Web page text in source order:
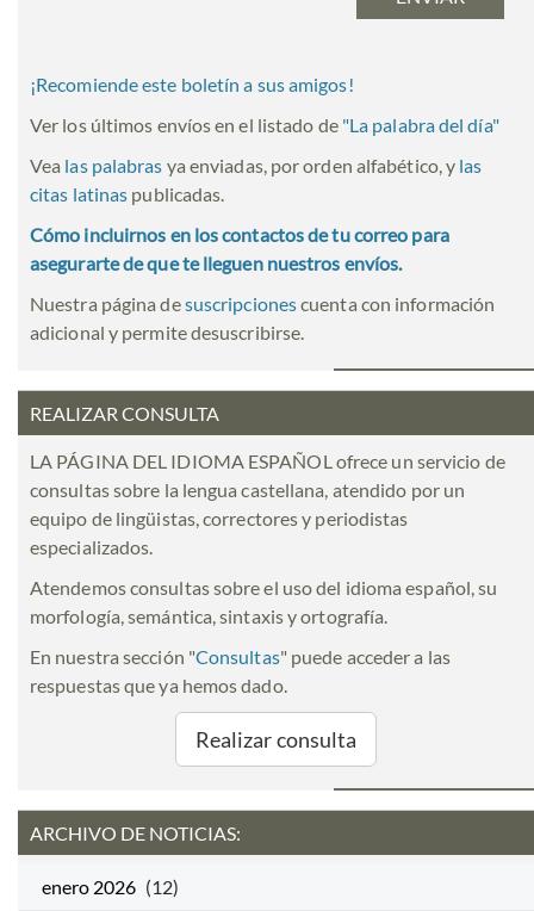
¡Recomiende este boletín a sus amigos!
Ver los últimos envíos en el listado de "La palabra del día"
Vea las palabras ya enviadas, por orden alfabético, y las
citas latinas publicadas.
Cómo incluirnos en los contactos de tu correo para
asegurarte de que te lleguen nuestros envíos.
Nuestra página desuscripcionescuenta con información
adicional y permite desuscribirse.
REALIZAR CONSULTA
LA PÁGINA DEL IDIOMA ESPAÑOL ofrece un servicio de
consultas sobre la lengua castellana, atendido por un
equipo de lingüistas, correctores y periodistas
especializados.
Atendemos consultas sobre el uso del idioma español, su
morfología, semántica, sintaxis y ortografía.
En nuestra sección "Consultas" puede acceder a las
respuestas que ya hemos dado.
Realizar consulta
ARCHIVO DE NOTICIAS:
enero 2026 (12)